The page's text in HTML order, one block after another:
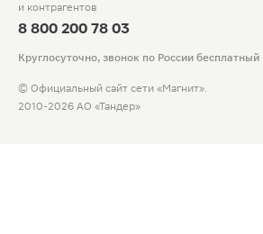
и контрагентов
8 800 200 78 03
Круглосуточно, звонок по России бесплатный
© Официальный сайт сети «Магнит».
2010-2026 АО «Тандер»